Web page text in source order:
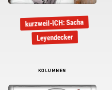
kurzweil-ICH: Sacha
Leyendecker
KOLUMNEN